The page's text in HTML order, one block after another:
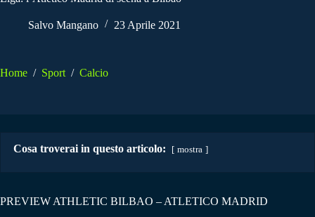
Salvo Mangano 23 Aprile 2021
Home / Sport / Calcio
Cosa troverai in questo articolo: mostra
PREVIEW ATHLETIC BILBAO – ATLETICO MADRID